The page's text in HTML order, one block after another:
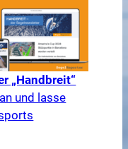
„Handbreit“
und lasse